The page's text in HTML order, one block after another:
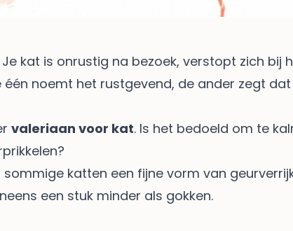
kat is onrustig na bezoek, verstopt zich bij
één noemt het rustgevend, de ander zegt
valeriaan voor kat. Is het bedoeld om te
katten een fijne vorm van
een stuk minder als gokken.